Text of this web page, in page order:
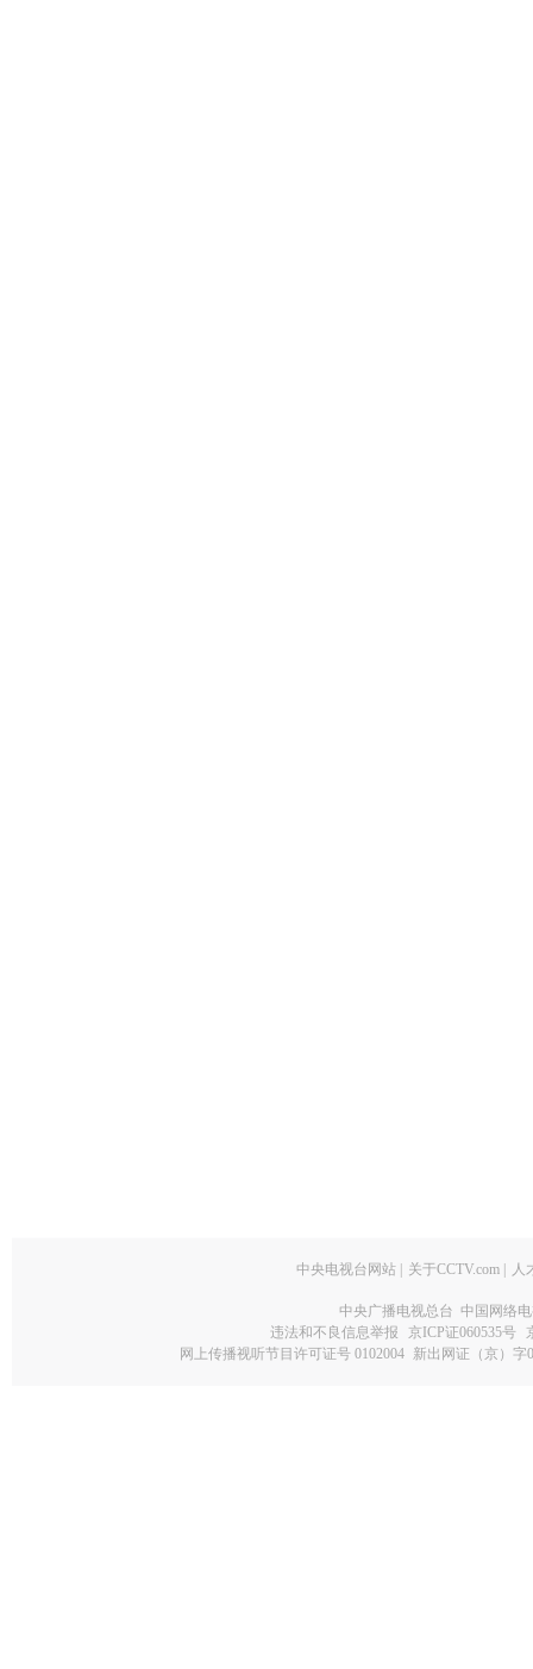
中央电视台网站 关于CCTV.com 人
中央广播电视总台 中国网络
违法和不良信息举报
京ICP证060535号
网上传播视听节目许可证号 0102004 新出网证（京）